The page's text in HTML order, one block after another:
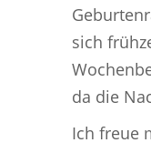
sich
da die
Ich freue